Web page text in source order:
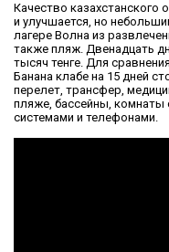
Качество казахстанского
и улучшается, но
лагере Волна из
также пляж. Двенадцать
тысяч тенге. Для
Банана клабе на 15 дней
перелет, трансфер,
пляже, бассейны, комнаты
системами и телефонами.